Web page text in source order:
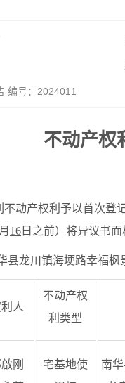
号：2024011
不动产权
动产权利予以首次登
月 16 日之前）将异议书
龙川镇海埂路幸福枫
人
不动产权
利类型
刚
宅基地使
南